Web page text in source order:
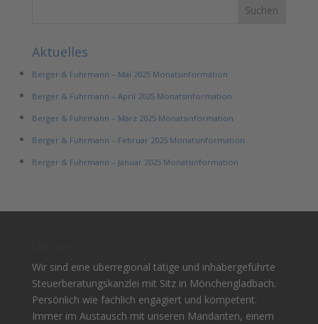
Aktuelles
Berger & Fuhrmann – Mai 2025 Monatsinformation
Berger & Fuhrmann – April 2025 Monatsinformation
Berger & Fuhrmann – März 2025 Monatsinformation
Berger & Fuhrmann – Februar 2025 Monatsinformation
Berger & Fuhrmann – Januar 2025 Monatsinformation
Wir sind eine überregional tätige und inhabergeführte
Steuerberatungskanzlei mit Sitz in Mönchengladbach.
Persönlich wie fachlich engagiert und kompetent.
Immer im Austausch mit unseren Mandanten, einem